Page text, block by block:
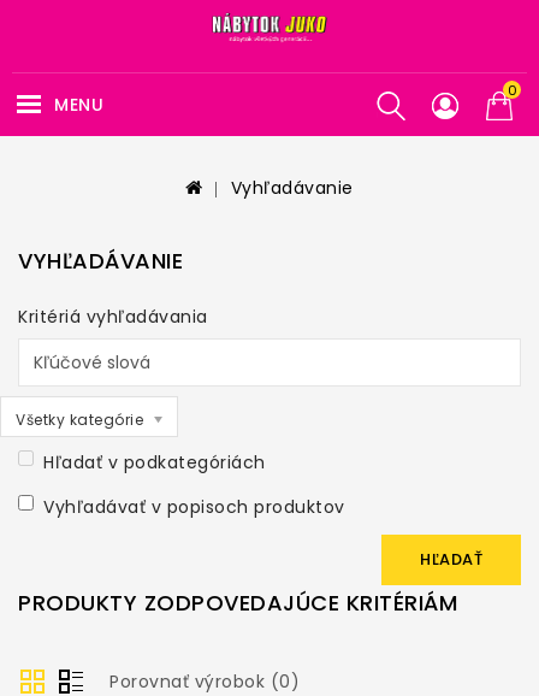
0
MENU
Vyhľadávanie
VYHĽADÁVANIE
Kritériá vyhľadávania
Všetky kategórie
Hľadať v podkategóriách
Vyhľadávať v popisoch produktov
PRODUKTY ZODPOVEDAJÚCE KRITÉRIÁM
Porovnať výrobok (0)